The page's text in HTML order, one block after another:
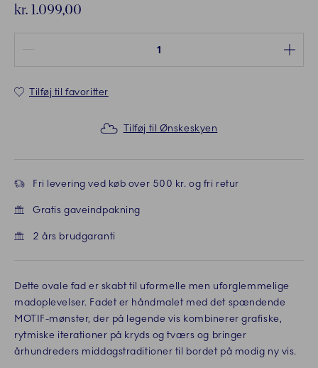
kr. 1.099,00
Tilføj til favoritter
Tilføj til Ønskeskyen
Fri levering ved køb over 500 kr. og fri retur
Gratis gaveindpakning
2 års brudgaranti
Dette ovale fad er skabt til uformelle men uforglemmelige
madoplevelser. Fadet er håndmalet med det spændende
MOTIF-mønster, der på legende vis kombinerer grafiske,
rytmiske iterationer på kryds og tværs og bringer
århundreders middagstraditioner til bordet på modig ny vis.